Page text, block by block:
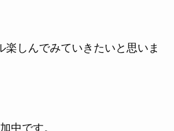
楽しんでみていきたいと思いま
中です。